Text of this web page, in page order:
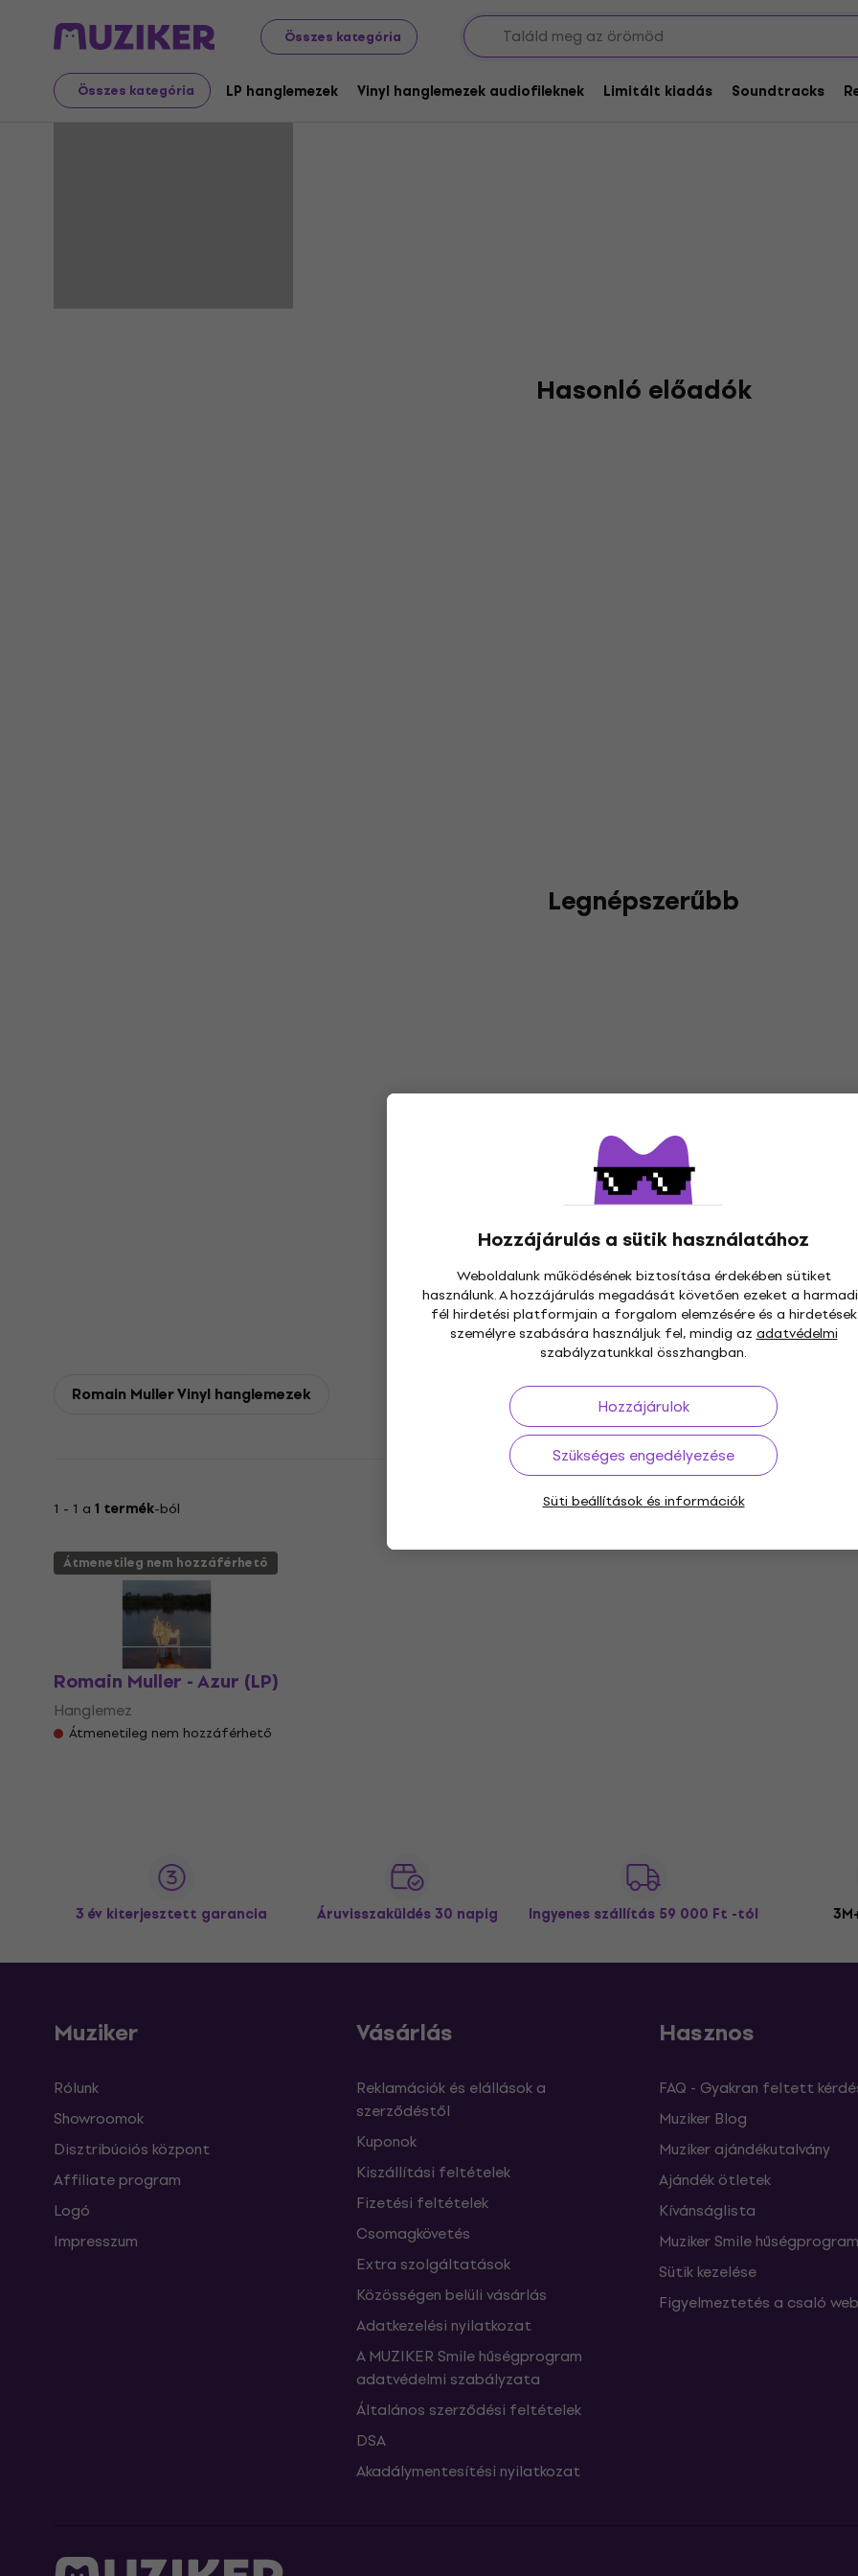
Összes kategória
Összes kategória LP hanglemezek Vinyl hanglemezek audiofileknek Limitált kiadás Soundtracks
Hozzájárulás a sütik használatához
Weboldalunk működésének biztosítása érdekében sütiket
használunk. A hozzájárulás megadását követően ezeket a
fél hirdetési platformjain a forgalom elemzésére és a hirdetések
személyre szabására használjuk fel, mindig az adatvédelmi
szabályzatunkkal összhangban.
Hozzájárulok
Szükséges engedélyezése
Süti beállítások és információk
Romain Muller
Hasonló előadók
Legnépszerűbb
Romain Muller Vinyl hanglemezek
1 - 1 a 1 termék-ból
Átmenetileg nem hozzáférhető
Romain Muller - Azur (LP)
Hanglemez
Átmenetileg nem hozzáférhető
3 év kiterjesztett garancia Áruvisszaküldés 30 napig Ingyenes szállítás 59 000 Ft -tól
Muziker
Rólunk
Showroomok
Disztribúciós központ
Affiliate program
Logó
Impresszum
Vásárlás
Reklamációk és elállások a
szerződéstől
Kuponok
Kiszállítási feltételek
Fizetési feltételek
Csomagkövetés
Extra szolgáltatások
Közösségen belüli vásárlás
Adatkezelési nyilatkozat
A MUZIKER Smile hűségprogram
adatvédelmi szabályzata
Általános szerződési feltételek
DSA
Akadálymentesítési nyilatkozat
Hasznos
FAQ - Gyakran feltett
Muziker Blog
Muziker ajándékutalvány
Ajándék ötletek
Kívánságlista
Muziker Smile hűségprogram
Sütik kezelése
Figyelmeztetés a csaló